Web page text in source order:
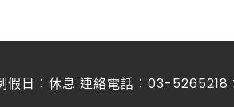
假日：休息 連絡電話：03-5265218